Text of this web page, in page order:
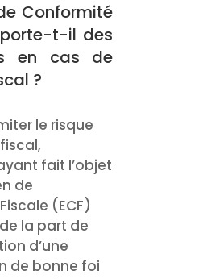
Conformité
t-il des
en cas de
?
le risque
fait l’objet
de
(ECF)
la part de
d’une
de bonne foi